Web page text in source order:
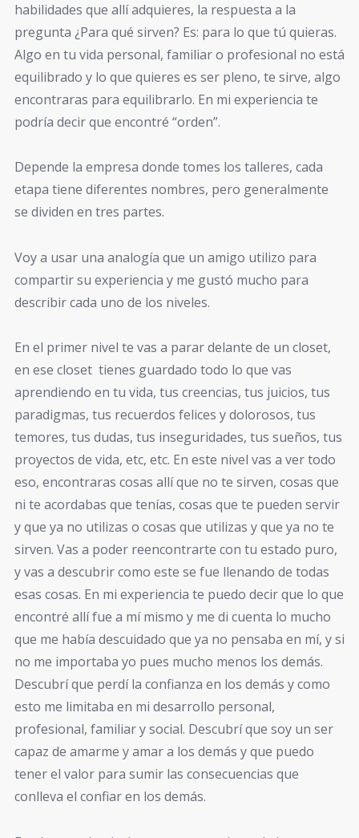
habilidades que allí adquieres, la respuesta a la
pregunta ¿Para qué sirven? Es: para lo que tú quieras.
Algo en tu vida personal, familiar o profesional no está
equilibrado y lo que quieres es ser pleno, te sirve, algo
encontraras para equilibrarlo. En mi experiencia te
podría decir que encontré “orden”.
Depende la empresa donde tomes los talleres, cada
etapa tiene diferentes nombres, pero generalmente
se dividen en tres partes.
Voy a usar una analogía que un amigo utilizo para
compartir su experiencia y me gustó mucho para
describir cada uno de los niveles.
En el primer nivel te vas a parar delante de un closet,
en ese closet tienes guardado todo lo que vas
aprendiendo en tu vida, tus creencias, tus juicios, tus
paradigmas, tus recuerdos felices y dolorosos, tus
temores, tus dudas, tus inseguridades, tus sueños, tus
proyectos de vida, etc, etc. En este nivel vas a ver todo
eso, encontraras cosas allí que no te sirven, cosas que
ni te acordabas que tenías, cosas que te pueden servir
y que ya no utilizas o cosas que utilizas y que ya no te
sirven. Vas a poder reencontrarte con tu estado puro,
y vas a descubrir como este se fue llenando de todas
esas cosas. En mi experiencia te puedo decir que lo que
encontré allí fue a mí mismo y me di cuenta lo mucho
que me había descuidado que ya no pensaba en mí, y si
no me importaba yo pues mucho menos los demás.
Descubrí que perdí la confianza en los demás y como
esto me limitaba en mi desarrollo personal,
profesional, familiar y social. Descubrí que soy un ser
capaz de amarme y amar a los demás y que puedo
tener el valor para sumir las consecuencias que
conlleva el confiar en los demás.